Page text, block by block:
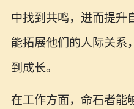
中找到共鸣，进而提升
能拓展他们的人际关系
到成长。
在工作方面，命石者能